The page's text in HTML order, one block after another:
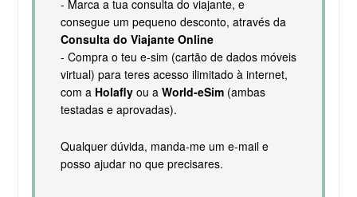
- Marca a tua consulta do viajante, e
consegue um pequeno desconto, através da
Consulta do Viajante Online
- Compra o teu e-sim (cartão de dados móveis
virtual) para teres acesso ilimitado à internet,
com a Holaflyou a World-eSim(ambas
testadas e aprovadas).
Qualquer dúvida, manda-me um e-mail e
posso ajudar no que precisares.